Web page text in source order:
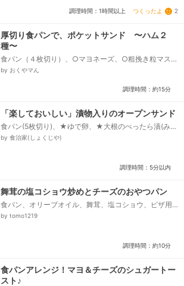
調理時間：1時間以上 つくったよ 2
厚切り食パンで、ポケットサンド 〜ハム２
種〜
食パン（４枚切り）、○マヨネーズ、○粗挽き粒マスタ
ード、〈その１〉、★溶き卵、★塩こしょう、バタ
スチーズ、ビアソーセージハム、きゅうり、レタス...
by おくやマん
調理時間：約15分
「楽しておいしい」漬物入りのオープンサンド
食パン(5枚切り)、★ゆで卵、★大根のべったら漬(みじ
ん切り)、★マヨネーズ、ゆずの皮、青のり
by 食治家(しょくじや)
調理時間：5分以内
舞茸の塩コショウ炒めとチーズのおやつパン
食パン、オリーブオイル、舞茸、塩コショウ、ピザ用
チーズ
by tomo1219
調理時間：約10分
食パンアレンジ！マヨ＆チーズのシュガートー
スト♪